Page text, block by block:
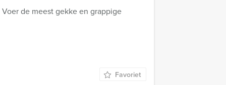
de meest gekke en grappige
Favoriet